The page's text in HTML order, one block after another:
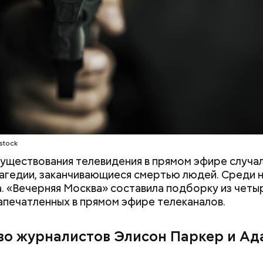
День поцелуев
праздники
День собирания звезд и
Международный день
телевидения в прямом эфире
заканчивающиеся смертью людей. Среди
«Вечерняя Москва» составила подборку из
в прямом эфире телеканалов.
журналистов Элисон Паркер и
скриншот
себе расистское высказывание в его
а Уорд написал на него жалобу в отдел